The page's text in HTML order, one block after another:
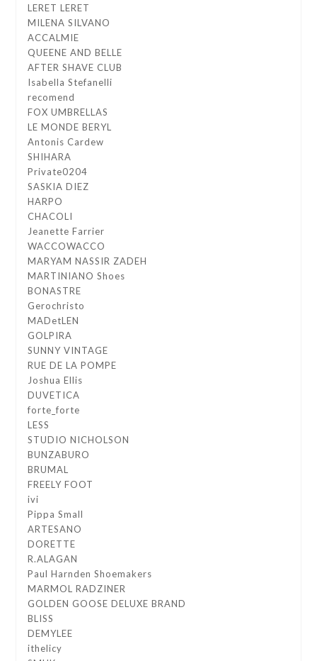
LERET LERET
MILENA SILVANO
ACCALMIE
QUEENE AND BELLE
AFTER SHAVE CLUB
Isabella Stefanelli
recomend
FOX UMBRELLAS
LE MONDE BERYL
Antonis Cardew
SHIHARA
Private0204
SASKIA DIEZ
HARPO
CHACOLI
Jeanette Farrier
WACCOWACCO
MARYAM NASSIR ZADEH
MARTINIANO Shoes
BONASTRE
Gerochristo
MADetLEN
GOLPIRA
SUNNY VINTAGE
RUE DE LA POMPE
Joshua Ellis
DUVETICA
forte_forte
LESS
STUDIO NICHOLSON
BUNZABURO
BRUMAL
FREELY FOOT
ivi
Pippa Small
ARTESANO
DORETTE
R.ALAGAN
Paul Harnden Shoemakers
MARMOL RADZINER
GOLDEN GOOSE DELUXE BRAND
BLISS
DEMYLEE
ithelicy